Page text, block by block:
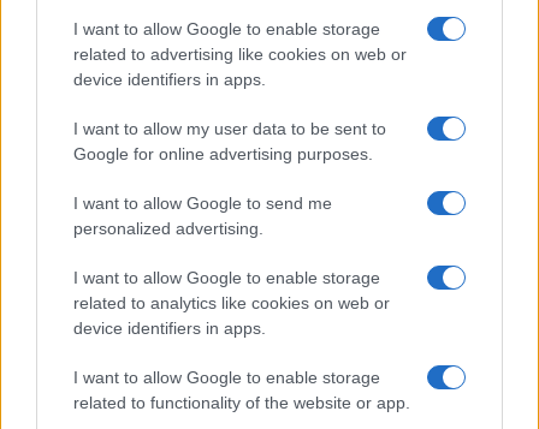
I want to allow Google to enable storage
related to advertising like cookies on web or
device identifiers in apps.
I want to allow my user data to be sent to
Google for online advertising purposes.
I want to allow Google to send me
personalized advertising.
I want to allow Google to enable storage
related to analytics like cookies on web or
device identifiers in apps.
I want to allow Google to enable storage
related to functionality of the website or app.
Medidas, iluminación y almacenamiento para una isla
de cocina funcional
CONSEJOS DE COCINA